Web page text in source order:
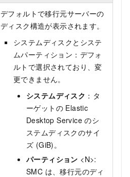
デフォルトで移行元サーバーの
ディスク構造が表示されます。
システムディスクとシステ
ムパーティション：デフォ
ルトで選択されており、変
更できません。
システムディスク ：タ
ーゲットの Elastic
Desktop Service のシ
ステムディスクのサイ
ズ (GiB)。
パーティション <N>:
SMC は、移行元のディ